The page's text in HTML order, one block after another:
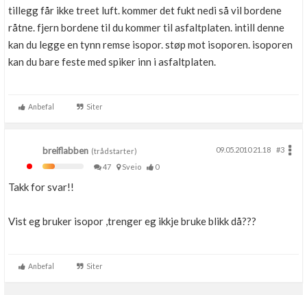
tillegg får ikke treet luft. kommer det fukt nedi så vil bordene
råtne. fjern bordene til du kommer til asfaltplaten. intill denne
kan du legge en tynn remse isopor. støp mot isoporen. isoporen
kan du bare feste med spiker inn i asfaltplaten.
Anbefal Siter
breiflabben (trådstarter) 09.05.2010 21.18
#3
47
Sveio 0
Takk for svar!!
Vist eg bruker isopor ,trenger eg ikkje bruke blikk då???
Anbefal Siter